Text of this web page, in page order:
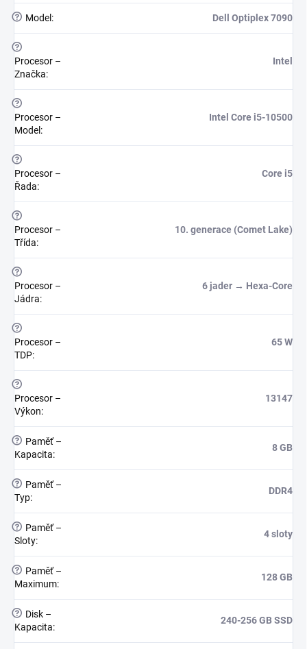
? Model : Dell Optiplex 7090
?
Procesor –
Značka:
Intel
?
Procesor –
Model :
Intel Core i5-10500
?
Procesor –
Řada:
Core i5
?
Procesor –
Třída:
10. generace (Comet Lake)
?
Procesor –
Jádra:
6 jader → Hexa-Core
?
Procesor –
TDP:
65 W
?
Procesor –
Výkon:
13147
?
Paměť –
Kapacita:
8 GB
?
Paměť –
Typ:
DDR4
?
Paměť –
Sloty:
4 sloty
?
Paměť –
Maximum:
128 GB
?
Disk –
Kapacita:
240-256 GB SSD